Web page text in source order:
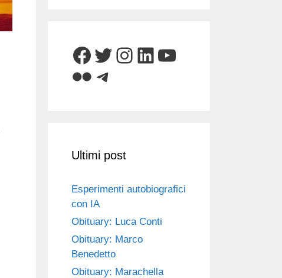
Facebook
Twitter
Instagram
LinkedIn
YouTube
FlickrTelegram
Ultimi post
Esperimenti autobiografici
con IA
Obituary: Luca Conti
Obituary: Marco
Benedetto
Obituary: Marachella